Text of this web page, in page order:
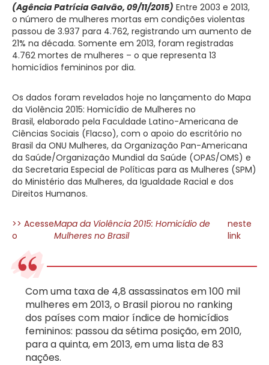
(Agência Patrícia Galvão, 09/11/2015) Entre 2003 e 2013,
o número de mulheres mortas em condições violentas
passou de 3.937 para 4.762, registrando um aumento de
21% na década. Somente em 2013, foram registradas
4.762 mortes de mulheres – o que representa 13
homicídios femininos por dia.
Os dados foram revelados hoje no lançamento do Mapa
da Violência 2015: Homicídio de Mulheres no
Brasil, elaborado pela Faculdade Latino-Americana de
Ciências Sociais (Flacso), com o apoio do escritório no
Brasil da ONU Mulheres, da Organização Pan-Americana
da Saúde/Organização Mundial da Saúde (OPAS/OMS) e
da Secretaria Especial de Políticas para as Mulheres (SPM)
do Ministério das Mulheres, da Igualdade Racial e dos
Direitos Humanos.
>> Acesse
o
Mapa da Violência 2015: Homicídio de
Mulheres no Brasil
neste
link
Com uma taxa de 4,8 assassinatos em 100 mil
mulheres em 2013, o Brasil piorou no ranking
dos países com maior índice de homicídios
femininos: passou da sétima posição, em 2010,
para a quinta, em 2013, em uma lista de 83
nações.